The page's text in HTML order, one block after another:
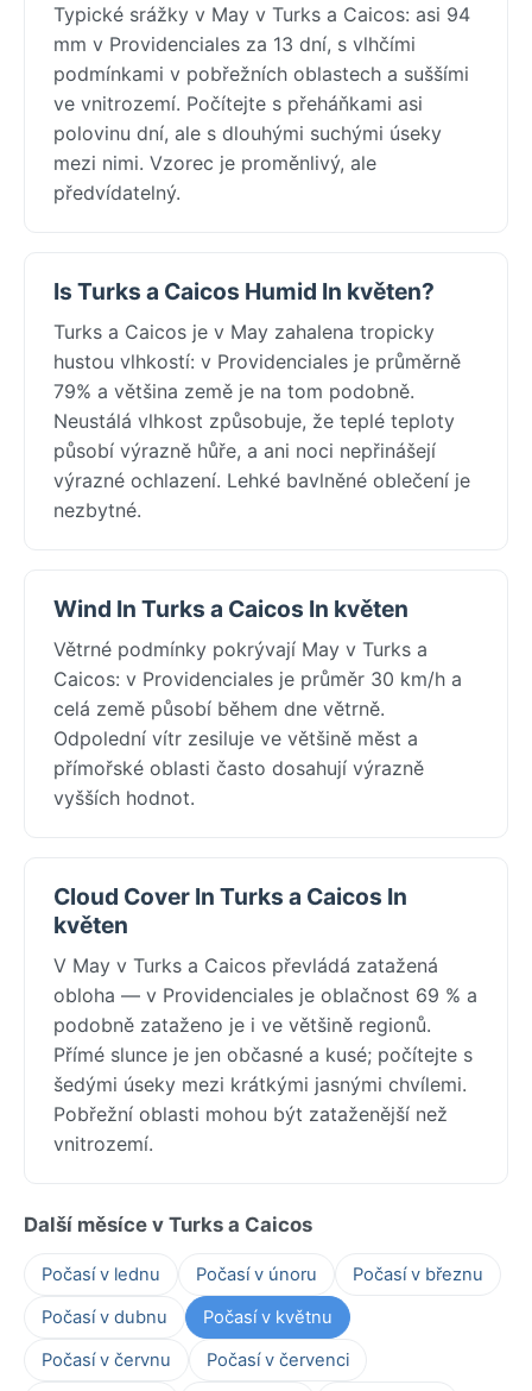
Typické srážky v May v Turks a Caicos: asi 94
mm v Providenciales za 13 dní, s vlhčími
podmínkami v pobřežních oblastech a suššími
ve vnitrozemí. Počítejte s přeháňkami asi
polovinu dní, ale s dlouhými suchými úseky
mezi nimi. Vzorec je proměnlivý, ale
předvídatelný.
Is Turks a Caicos Humid In květen?
Turks a Caicos je v May zahalena tropicky
hustou vlhkostí: v Providenciales je průměrně
79% a většina země je na tom podobně.
Neustálá vlhkost způsobuje, že teplé teploty
působí výrazně hůře, a ani noci nepřinášejí
výrazné ochlazení. Lehké bavlněné oblečení je
nezbytné.
Wind In Turks a Caicos In květen
Větrné podmínky pokrývají May v Turks a
Caicos: v Providenciales je průměr 30 km/h a
celá země působí během dne větrně.
Odpolední vítr zesiluje ve většině měst a
přímořské oblasti často dosahují výrazně
vyšších hodnot.
Cloud Cover In Turks a Caicos In
květen
V May v Turks a Caicos převládá zatažená
obloha — v Providenciales je oblačnost 69 % a
podobně zataženo je i ve většině regionů.
Přímé slunce je jen občasné a kusé; počítejte s
šedými úseky mezi krátkými jasnými chvílemi.
Pobřežní oblasti mohou být zataženější než
vnitrozemí.
Další měsíce v Turks a Caicos
Počasí v lednu Počasí v únoru
Počasí v březnu
Počasí v dubnu
Počasí v květnu
Počasí v červnu
Počasí v červenci